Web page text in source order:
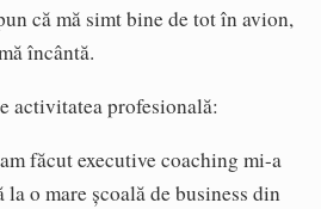
că mă simt bine de tot în avion,
încântă.
activitatea profesională:
făcut executive coaching mi-a
la o mare școală de business din